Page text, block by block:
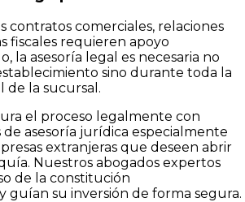
contratos comerciales, relaciones
fiscales requieren apoyo
la asesoría legal es necesaria no
sino durante toda la
de la sucursal.
el proceso legalmente con
de asesoría jurídica especialmente
extranjeras que deseen abrir
Nuestros abogados expertos
de la constitución
guían su inversión de forma segura.